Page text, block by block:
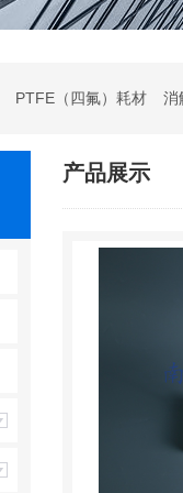
PTFE（四氟）耗材 消
产品展示